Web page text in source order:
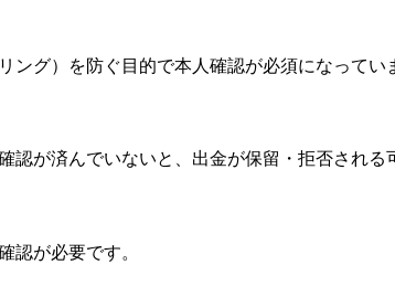
グ）を防ぐ目的で本人確認が必須になってい
が済んでいないと、出金が保留・拒否される
認が必要です。